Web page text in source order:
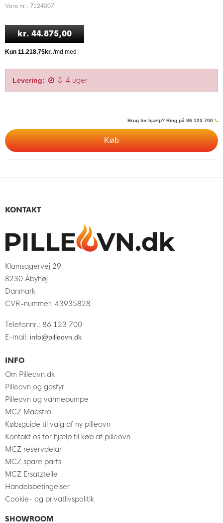
Vare nr.: 7124007
kr. 44.875,00
Levering: 3-4 uger
Brug for hjælp? Ring på 86 123 700
Køb
KONTAKT
Klamsagervej 29
8230 Åbyhøj
Danmark
CVR-nummer: 43935828
Telefonnr.: 86 123 700
E-mail: info@pilleovn.dk
INFO
Om Pilleovn.dk
Pilleovn og gasfyr
Pilleovn og varmepumpe
MCZ Maestro
Købsguide til valg af ny pilleovn
Kontakt os for hjælp til køb af pilleovn
MCZ reservdelar
MCZ spare parts
MCZ Ersatzteile
Handelsbetingelser
Cookie- og privatlivspolitik
SHOWROOM